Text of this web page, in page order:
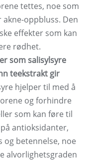
tettes, noe som
oppbluss. Den
effekter som kan
rødhet.
som salisylsyre
teekstrakt gir
hjelper til med å
og forhindre
som kan føre til
antioksidanter,
og betennelse, noe
alvorlighetsgraden